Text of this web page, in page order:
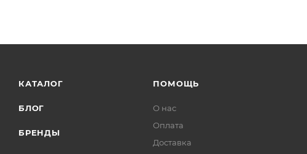
КАТАЛОГ
БЛОГ
БРЕНДЫ
ПОМОЩЬ
О нас
Оплата
Доставка